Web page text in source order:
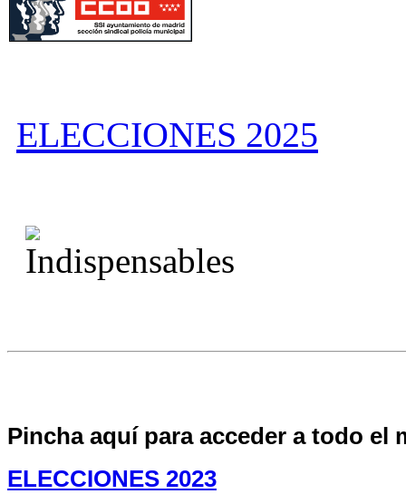
ELECCIONES 2025
Pincha aquí para acceder a todo el
ELECCIONES 2023